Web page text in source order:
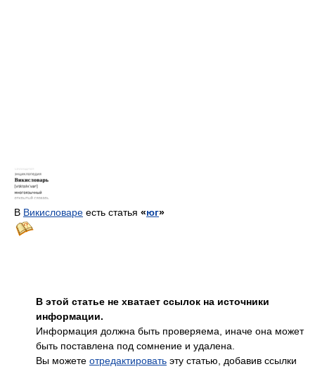
В Викисловаре есть статья «юг»
В этой статье не хватает ссылок на источники
информации.
Информация должна быть проверяема, иначе она может
быть поставлена под сомнение и удалена.
Вы можете отредактировать эту статью, добавив ссылки